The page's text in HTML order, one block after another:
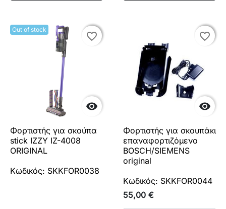
Out of stock

favorite_border
favorite_border
Φορτιστής για σκούπα
stick IZZY IZ-4008
ORIGINAL
Κωδικός: SKKFOR0038

favorite_border
favorite_border
Φορτιστής για σκουπάκι
επαναφορτιζόμενο
BOSCH/SIEMENS
original
Κωδικός: SKKFOR0044
55,00 €